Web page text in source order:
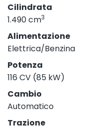
Cilindrata
1.490 cm3
Alimentazione
Elettrica/Benzina
Potenza
116 CV (85 kW)
Cambio
Automatico
Trazione